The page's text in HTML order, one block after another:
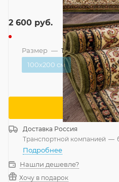
2 600 руб.
Размер — 100x200 см
100x200 см
Сообщить о
Доставка Россия
Транспортной компанией —
Подробнее
Нашли дешевле?
Хочу в подарок